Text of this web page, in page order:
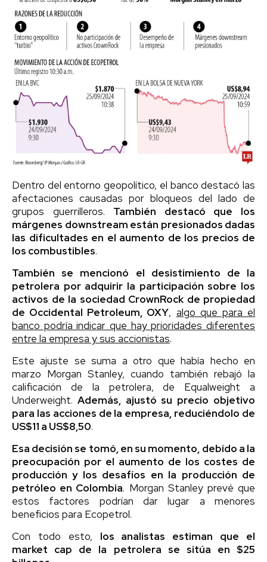
Dentro del entorno geopolítico, el banco destacó las
afectaciones causadas por bloqueos del lado de
grupos guerrilleros. También destacó que los
márgenes downstream están presionados dadas
las dificultades en el aumento de los precios de
los combustibles.
También se mencionó el desistimiento de la
petrolera por adquirir la participación sobre los
activos de la sociedad CrownRock de propiedad
de Occidental Petroleum, OXY, algo que para el
banco podría indicar que hay prioridades diferentes
entre la empresa y sus accionistas.
Este ajuste se suma a otro que había hecho en
marzo Morgan Stanley, cuando también rebajó la
calificación de la petrolera, de Equalweight a
Underweight. Además, ajustó su precio objetivo
para las acciones de la empresa, reduciéndolo de
US$11 a US$8,50.
Esa decisión se tomó, en su momento, debido a la
preocupación por el aumento de los costes de
producción y los desafíos en la producción de
petróleo en Colombia. Morgan Stanley prevé que
estos factores podrían dar lugar a menores
beneficios para Ecopetrol.
Con todo esto, los analistas estiman que el
market cap de la petrolera se sitúa en $25